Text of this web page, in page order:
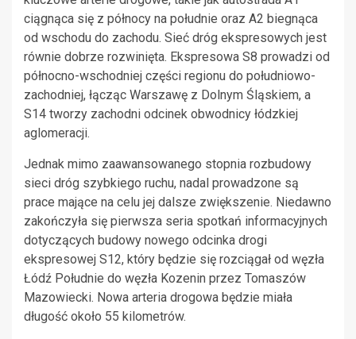
ciągnąca się z północy na południe oraz A2 biegnąca
od wschodu do zachodu. Sieć dróg ekspresowych jest
równie dobrze rozwinięta. Ekspresowa S8 prowadzi od
północno-wschodniej części regionu do południowo-
zachodniej, łącząc Warszawę z Dolnym Śląskiem, a
S14 tworzy zachodni odcinek obwodnicy łódzkiej
aglomeracji.
Jednak mimo zaawansowanego stopnia rozbudowy
sieci dróg szybkiego ruchu, nadal prowadzone są
prace mające na celu jej dalsze zwiększenie. Niedawno
zakończyła się pierwsza seria spotkań informacyjnych
dotyczących budowy nowego odcinka drogi
ekspresowej S12, który będzie się rozciągał od węzła
Łódź Południe do węzła Kozenin przez Tomaszów
Mazowiecki. Nowa arteria drogowa będzie miała
długość około 55 kilometrów.